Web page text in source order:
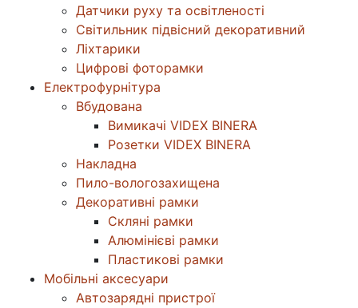
Датчики руху та освітленості
Світильник підвісний декоративний
Ліхтарики
Цифрові фоторамки
Електрофурнітура
Вбудована
Вимикачі VIDEX BINERA
Розетки VIDEX BINERA
Накладна
Пило-вологозахищена
Декоративні рамки
Скляні рамки
Алюмінієві рамки
Пластикові рамки
Мобільні аксесуари
Автозарядні пристрої